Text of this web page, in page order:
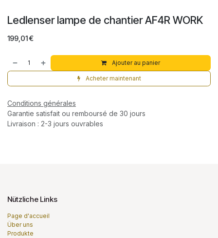
Ledlenser lampe de chantier AF4R WORK
199,01€
Ajouter au panier
Acheter maintenant
Conditions générales
Garantie satisfait ou remboursé de 30 jours
Livraison : 2-3 jours ouvrables
Nützliche Links
Page d'accueil
Über uns
Produkte